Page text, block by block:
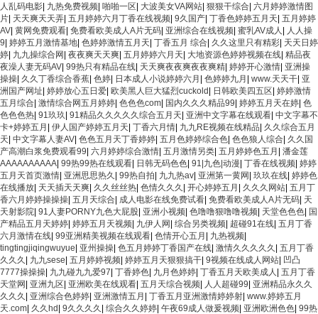
人乱码电影| 九热免费视频| 啪啪一区| 大波美女VA网站| 狠狠干综合| 六月婷婷激情图
片| 天天爽天天弄| 五月婷婷六月丁香在线视频| 9久国产| 丁香色婷婷五月天| 五月婷婷
AV| 黄网免费观看| 免费看欧美成人A片无码| 亚洲综合在线视频| 蜜乳AV成人 | 人人操
9| 婷婷五月激情基地| 色婷婷激情五月天| 丁香五月 综合| 久久这里只有精彩| 天天日婷
婷| 九九操综合网| 夜夜爽天天爽| 五月婷婷六月天| 大地资源色婷婷视频在线| 精品夜
夜澡人妻无码AV| 99热只有精品在线| 天天爽夜夜爽夜夜爽精| 婷婷开心激情| 亚洲操
操操| 久久丁香综合香蕉| 色婷| 日本成人小说婷婷六月 | 色婷婷九月 | www.天天干| 亚
洲国产网址| 婷婷放心五日爱| 欧美黑人巨大猛烈cuckold| 日韩欧美四五区| 婷婷激情
五月综合| 激情综合网五月婷婷| 色色色com| 国内久久久精品99| 婷婷五月天在婷| 色
色色色热| 91玖玖 | 91精品久久久久久综合五月天| 亚洲中文字幕在线观看| 中文字幕不
卡+婷婷五月 | 伊人国产婷婷五月天| 丁香六月情| 九九RE视频在线精品| 久久综合五月
天| 中文字幕人妻AV| 色色五月天丁香婷婷| 五月色婷婷综合色| 色色狼人综合| 久久国
产高潮白浆免费观看99| 六月婷婷综合激情| 五月激情另类| 五月婷婷色五月 | 潘金莲
AAAAAAAAAA| 99热99热在线观看| 日韩无码色色| 91|九色|动漫| 丁香在线视频| 婷婷
五月天首页激情| 亚洲思思热久 | 99热自拍| 九九热av| 亚洲第一黄网| 玖玖在线| 婷婷色
在线播放| 天天插天天爽| 久久丝丝热| 色情久久久 | 开心婷婷五月 | 久久久网站| 五月丁
香六月婷婷操操操| 五月天综合| 成人电影在线免费试看| 免费看欧美成人A片无码| 天
天射影院| 91人妻PORNY九色大屁股| 亚洲小视频| 色噜噜狠噜噜视频| 天堂色色色| 国
产精品五月天婷婷| 婷婷五月天视频| 九伊人网| 综合另类视频| 超碰91在线| 五月丁香
六月激情在线| 99亚洲精美视频在线观看| 色情开心五月 | 九热视频|
tingtingjiqingwuyue| 亚州操操| 色五月婷婷丁香国产在线| 激情久久久久久 | 五月丁香
久久久 | 九九sese| 五月婷婷视频| 婷婷五月天狠狠搞干| 9视频在线成人网站| 凹凸
7777操操操| 九九碰九九爱97| 丁香婷色| 九月色婷婷| 丁香五月天欧美成人 | 五月丁香
天堂网| 亚洲九区| 亚洲欧美在线观看| 五月天综合视频| 人人超碰99| 亚洲精品永久久
久久久 | 亚洲综合色婷婷| 亚洲激情五月 | 丁香五月亚洲激情婷婷射| www.婷婷五月
天.com| 久久hd| 9久久久久 | 综合久久婷婷| 午夜69成人做爰视频| 亚洲欧洲色色| 99热